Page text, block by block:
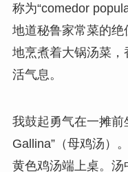
称为“comedor
地道秘鲁家常菜的
地烹煮着大锅汤菜
活气息。
我鼓起勇气在一摊前
Gallina”（母鸡汤）
黄色鸡汤端上桌。汤